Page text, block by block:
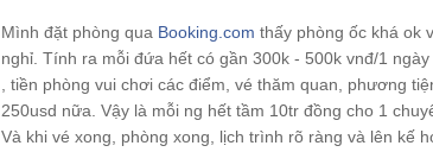
Mình đặt phòng qua Booking.com thấy phòng ốc khá ok
nghỉ. Tính ra mỗi đứa hết có gần 300k - 500k vnđ/1
, tiền phòng vui chơi các điểm, vé thăm quan, phương
250usd nữa. Vậy là mỗi ng hết tầm 10tr đồng cho 1
Và khi vé xong, phòng xong, lịch trình rõ ràng và lên kế